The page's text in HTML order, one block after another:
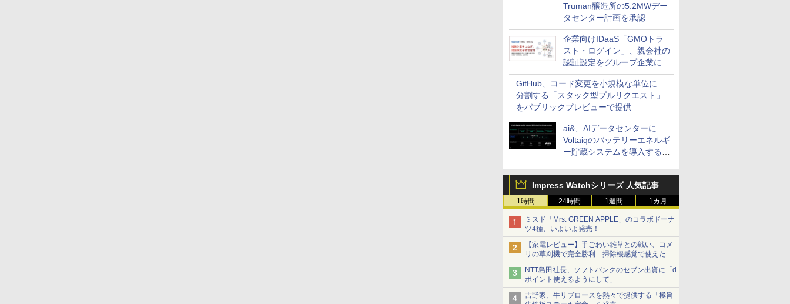
Truman醸造所の5.2MWデー
タセンター計画を承認
企業向けIDaaS「GMOトラ
スト・ログイン」、親会社の
認証設定をグループ企業に展
開できる新機能を提供
GitHub、コード変更を小規模な単位に
分割する「スタック型プルリクエスト」
をパブリックプレビューで提供
ai&、AIデータセンターに
Voltaiqのバッテリーエネルギ
ー貯蔵システムを導入する計
Impress Watchシリーズ 人気記事
1時間 24時間 1週間 1カ月
ミスド「Mrs. GREEN APPLE」のコラボドーナ
ツ4種、いよいよ発売！
【家電レビュー】手ごわい雑草との戦い、コメ
リの草刈機で完全勝利 掃除機感覚で使えた
NTT島田社長、ソフトバンクのセブン出資に「d
ポイント使えるようにして」
吉野家、牛リブロースを熱々で提供する「極旨